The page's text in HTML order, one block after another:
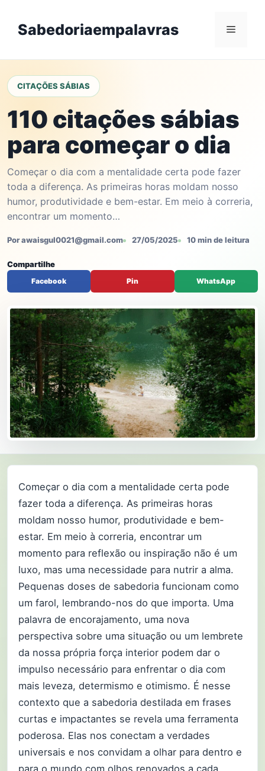
contentSabedoriaempalavras Menu
CITAÇÕES SÁBIAS
110 citações sábias
para começar o dia
Começar o dia com a mentalidade certa pode fazer
toda a diferença. As primeiras horas moldam nosso
humor, produtividade e bem-estar. Em meio à correria,
encontrar um momento…
Por awaisgul0021@gmail.com 27/05/2025 10 min de leitura
Compartilhe
Facebook Pin WhatsApp
Começar o dia com a mentalidade certa pode
fazer toda a diferença. As primeiras horas
moldam nosso humor, produtividade e bem-
estar. Em meio à correria, encontrar um
momento para reflexão ou inspiração não é um
luxo, mas uma necessidade para nutrir a alma.
Pequenas doses de sabedoria funcionam como
um farol, lembrando-nos do que importa. Uma
palavra de encorajamento, uma nova
perspectiva sobre uma situação ou um lembrete
da nossa própria força interior podem dar o
impulso necessário para enfrentar o dia com
mais leveza, determismo e otimismo. É nesse
contexto que a sabedoria destilada em frases
curtas e impactantes se revela uma ferramenta
poderosa. Elas nos conectam a verdades
universais e nos convidam a olhar para dentro e
para o mundo com olhos renovados a cada